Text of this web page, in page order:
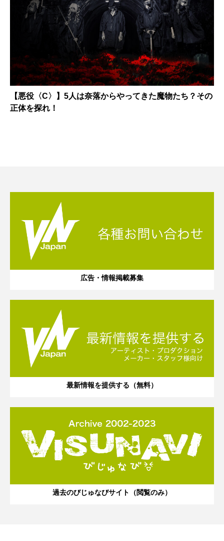
【悪役〈C〉】5人は奈落からやってきた魔物たち？その
正体を探れ！
広告・情報掲載募集
最新情報を提供する（無料）
過去のびじゅなびサイト（閲覧のみ）